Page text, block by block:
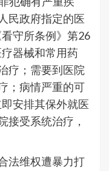
民政府指定的医
守所条例》第26
器械和常用药
疗；需要到医院
；病情严重的可
安排其保外就医
接受系统治疗，
法维权遭暴力打